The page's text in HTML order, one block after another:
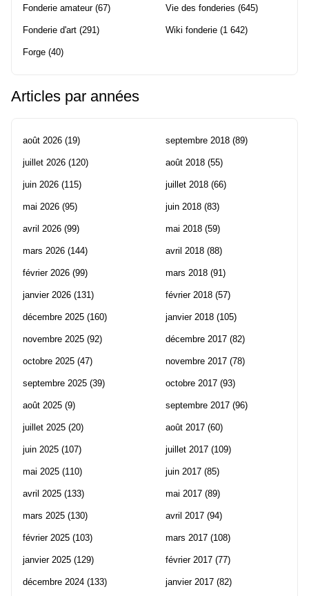
Fonderie amateur(67)
Fonderie d'art (291)
Forge (40)
Vie des fonderies (645)
Wiki fonderie (1 642)
Articles par années
août 2026 (19)
juillet 2026 (120)
juin 2026 (115)
mai 2026 (95)
avril 2026 (99)
mars 2026 (144)
février 2026 (99)
janvier 2026 (131)
décembre 2025 (160)
novembre 2025 (92)
octobre 2025 (47)
septembre 2025 (39)
août 2025 (9)
juillet 2025 (20)
juin 2025 (107)
mai 2025 (110)
avril 2025 (133)
mars 2025 (130)
février 2025 (103)
janvier 2025 (129)
décembre 2024 (133)
septembre 2018 (89)
août 2018 (55)
juillet 2018 (66)
juin 2018 (83)
mai 2018 (59)
avril 2018 (88)
mars 2018 (91)
février 2018 (57)
janvier 2018 (105)
décembre 2017 (82)
novembre 2017 (78)
octobre 2017 (93)
septembre 2017 (96)
août 2017 (60)
juillet 2017 (109)
juin 2017 (85)
mai 2017 (89)
avril 2017 (94)
mars 2017 (108)
février 2017 (77)
janvier 2017 (82)